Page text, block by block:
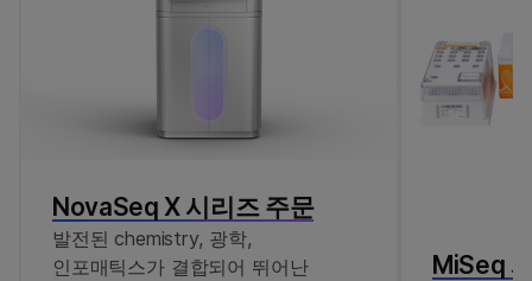
XCG 유리 후면 플레이트(카탈로그 번호
20011756), Infinium TeFlow 챔버(카탈로그 번호
WG-10-202) 및 Infinium HD TeFlow 챔버 스페이서
(카탈로그 번호 WG-10-203)은 별도로 판매되며
Infinium HTS 또는 HD 스타터 키트와 함께
NovaSeq X 시리즈 주문
발전된 chemistry, 광학,
인포매틱스가 결합되어 뛰어난
MiSeq